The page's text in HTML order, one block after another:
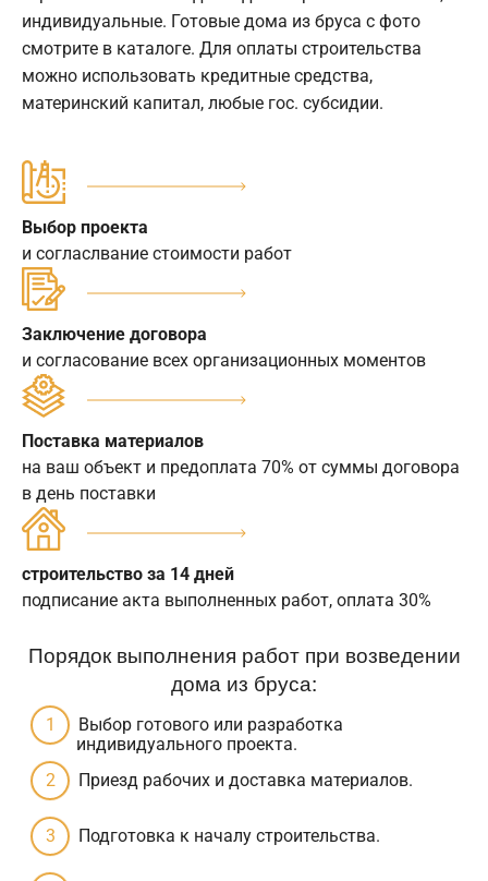
индивидуальные. Готовые дома из бруса с фото
смотрите в каталоге. Для оплаты строительства
можно использовать кредитные средства,
материнский капитал, любые гос. субсидии.
Выбор проекта
и согласлвание стоимости работ
Заключение договора
и согласование всех организационных моментов
Поставка материалов
на ваш объект и предоплата 70% от суммы договора
в день поставки
строительство за 14 дней
подписание акта выполненных работ, оплата 30%
Порядок выполнения работ при возведении
дома из бруса:
Выбор готового или разработка
индивидуального проекта.
Приезд рабочих и доставка материалов.
Подготовка к началу строительства.